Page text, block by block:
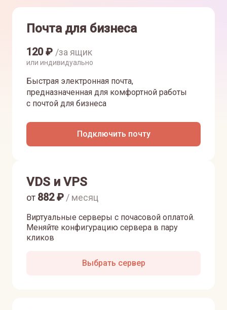
Почта для бизнеса
120₽ /за ящик
или индивидуально
Быстрая электронная почта,
предназначенная для комфортной работы
с почтой для бизнеса
Подключить почту
VDS и VPS
Виртуальные серверы с почасовой оплатой.
Меняйте конфигурацию сервера в пару
кликов
от 882₽ / месяц
Выбрать сервер